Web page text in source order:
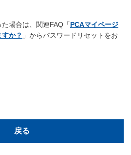
場合は、関連FAQ「PCAマイページ
か？ 」からパスワードリセットをお
戻る